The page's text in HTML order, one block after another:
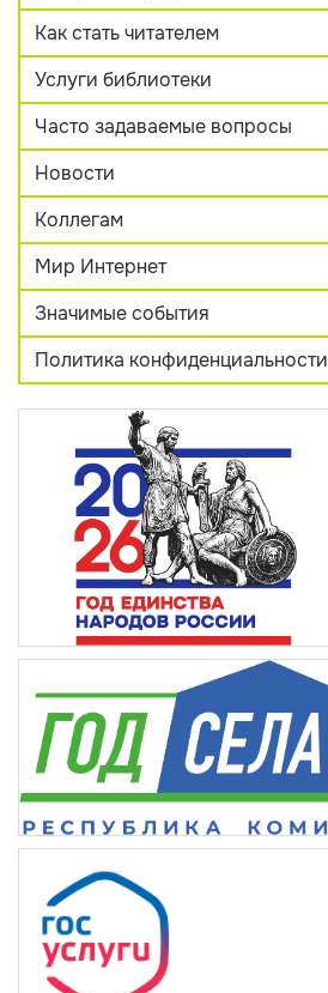
Как стать читателем
Услуги библиотеки
Часто задаваемые вопросы
Новости
Коллегам
Мир Интернет
Значимые события
Политика конфиденциальности